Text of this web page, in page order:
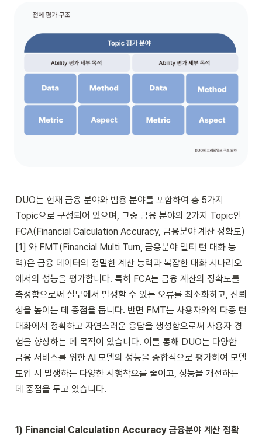
DUO는 현재 금융 분야와 범용 분야를 포함하여 총 5가지
Topic으로 구성되어 있으며, 그중 금융 분야의 2가지 Topic인
FCA(Financial Calculation Accuracy, 금융분야 계산 정확도)
[1] 와 FMT(Financial Multi Turn, 금융분야 멀티 턴 대화 능
력)은 금융 데이터의 정밀한 계산 능력과 복잡한 대화 시나리오
에서의 성능을 평가합니다. 특히 FCA는 금융 계산의 정확도를
측정함으로써 실무에서 발생할 수 있는 오류를 최소화하고, 신뢰
성을 높이는 데 중점을 둡니다. 반면 FMT는 사용자와의 다중 턴
대화에서 정확하고 자연스러운 응답을 생성함으로써 사용자 경
험을 향상하는 데 목적이 있습니다. 이를 통해 DUO는 다양한
금융 서비스를 위한 AI 모델의 성능을 종합적으로 평가하여 모델
도입 시 발생하는 다양한 시행착오를 줄이고, 성능을 개선하는
데 중점을 두고 있습니다.
1) Financial Calculation Accuracy 금융분야 계산 정확